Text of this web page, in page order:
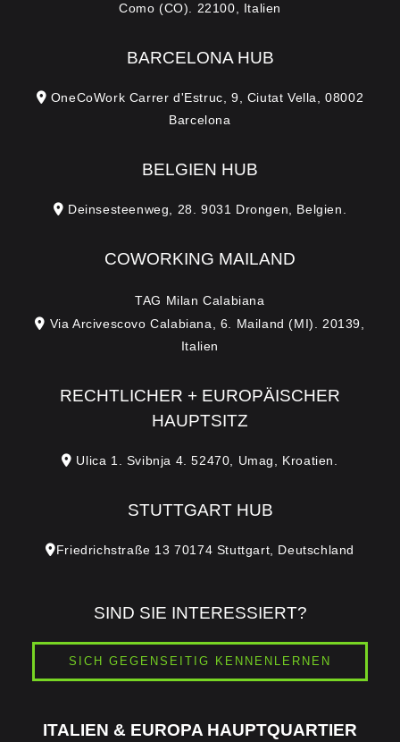
Como (CO). 22100, Italien
BARCELONA HUB
OneCoWork Carrer d'Estruc, 9, Ciutat Vella, 08002
Barcelona
BELGIEN HUB
Deinsesteenweg, 28. 9031 Drongen, Belgien.
COWORKING MAILAND
TAG Milan Calabiana
Via Arcivescovo Calabiana, 6. Mailand (MI). 20139,
Italien
RECHTLICHER + EUROPÄISCHER
HAUPTSITZ
Ulica 1. Svibnja 4. 52470, Umag, Kroatien.
STUTTGART HUB
Friedrichstraße 13 70174 Stuttgart, Deutschland
SIND SIE INTERESSIERT?
SICH GEGENSEITIG KENNENLERNEN
ITALIEN & EUROPA HAUPTQUARTIER